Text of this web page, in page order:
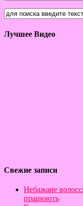
Лучшее Видео
Свежие записи
Небажане
працюють